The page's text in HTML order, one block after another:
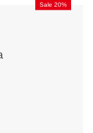
Sale 20%